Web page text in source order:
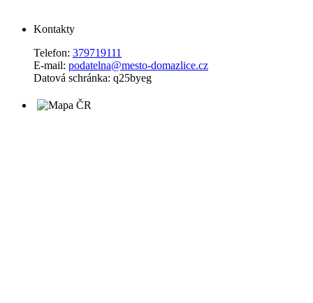
Kontakty
Telefon: 379719111
E-mail: podatelna@mesto-domazlice.cz
Datová schránka: q25byeg